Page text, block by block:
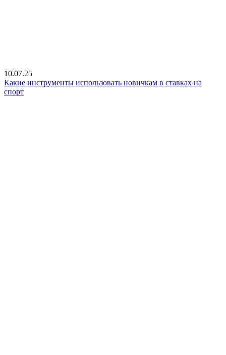
10.07.25
Какие инструменты использовать новичкам в ставках на
спорт